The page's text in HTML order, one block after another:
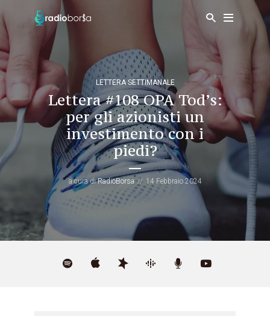
LETTERA SETTIMANALE
Lettera #108 OPA Tod’s:
per gli azionisti un
investimento con i
piedi?
a cura diRadioBorsa 14 Febbraio 2024